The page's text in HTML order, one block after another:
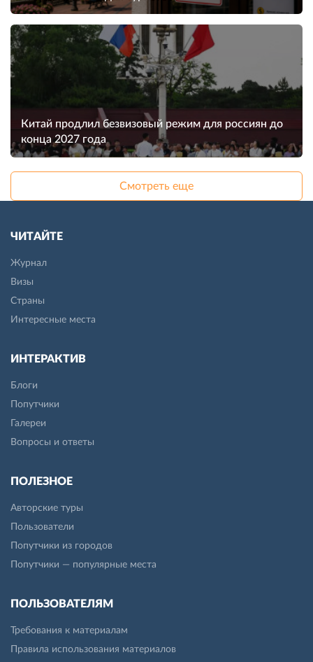
Китай продлил безвизовый режим для россиян до
конца 2027 года
Смотреть еще
ЧИТАЙТЕ
Журнал
Визы
Страны
Интересные места
ИНТЕРАКТИВ
Блоги
Попутчики
Галереи
Вопросы и ответы
ПОЛЕЗНОЕ
Авторские туры
Пользователи
Попутчики из городов
Попутчики — популярные места
ПОЛЬЗОВАТЕЛЯМ
Требования к материалам
Правила использования материалов